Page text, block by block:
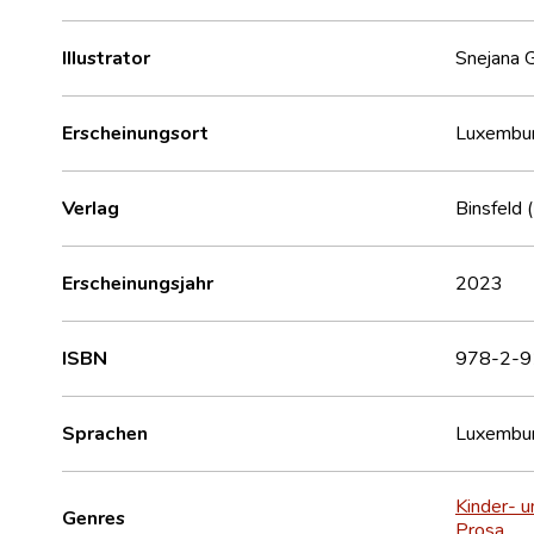
Illustrator Snejana
Erscheinungsort
Verlag Binsfeld
Erscheinungsjahr 2023
ISBN 978-2-
Sprachen
Genres
Kinder-
Prosa